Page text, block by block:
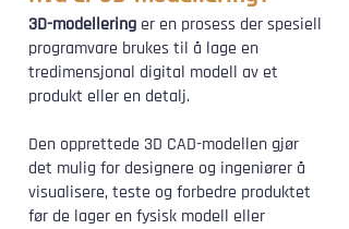
3D-modellering er en prosess der spesiell
programvare brukes til å lage en
tredimensjonal digital modell av et
produkt eller en detalj.
Den opprettede 3D CAD-modellen gjør
det mulig for designere og ingeniører å
visualisere, teste og forbedre produktet
før de lager en fysisk modell eller